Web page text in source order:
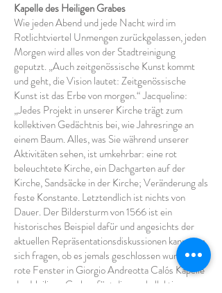
Kapelle des Heiligen Grabes
Wie jeden Abend und jede Nacht wird im
Rotlichtviertel Unmengen zurückgelassen, jeden
Morgen wird alles von der Stadtreinigung
geputzt. „Auch zeitgenössische Kunst kommt
und geht, die Vision lautet: Zeitgenössische
Kunst ist das Erbe von morgen.“ Jacqueline:
„Jedes Projekt in unserer Kirche trägt zum
kollektiven Gedächtnis bei, wie Jahresringe an
einem Baum. Alles, was Sie während unserer
Aktivitäten sehen, ist umkehrbar: eine rot
beleuchtete Kirche, ein Dachgarten auf der
Kirche, Sandsäcke in der Kirche; Veränderung als
feste Konstante. Letztendlich ist nichts von
Dauer. Der Bildersturm von 1566 ist ein
historisches Beispiel dafür und angesichts der
aktuellen Repräsentationsdiskussionen kann man
sich fragen, ob es jemals geschlossen wurde. Das
rote Fenster in Giorgio Andreotta Calós Kapelle
des Heiligen Grabes fügt diesem kollektiven